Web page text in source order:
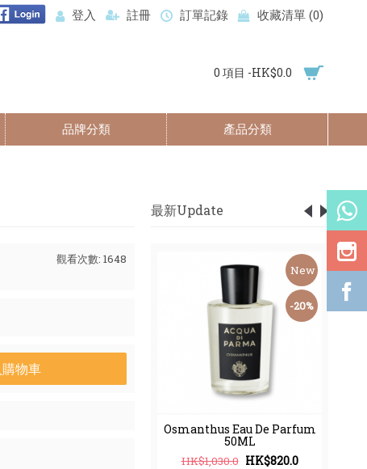
登入 註冊 訂單記錄 收藏清單 (0)
0 項目 -HK$0.0
品牌分類 產品分類
最新Update
New
-20%
Osmanthus Eau De Parfum
50ML
HK$1,030.0 HK$820.0
觀看次數: 1648
物車